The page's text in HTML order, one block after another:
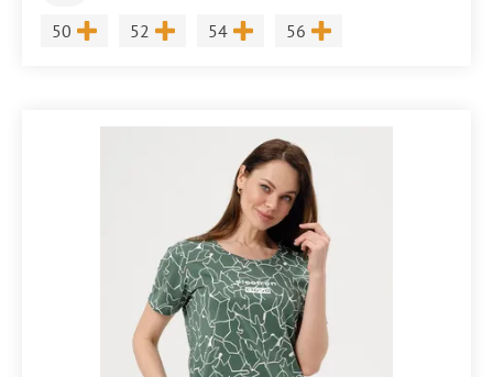
Размер
50 Размер
52 Размер
54 Размер
56